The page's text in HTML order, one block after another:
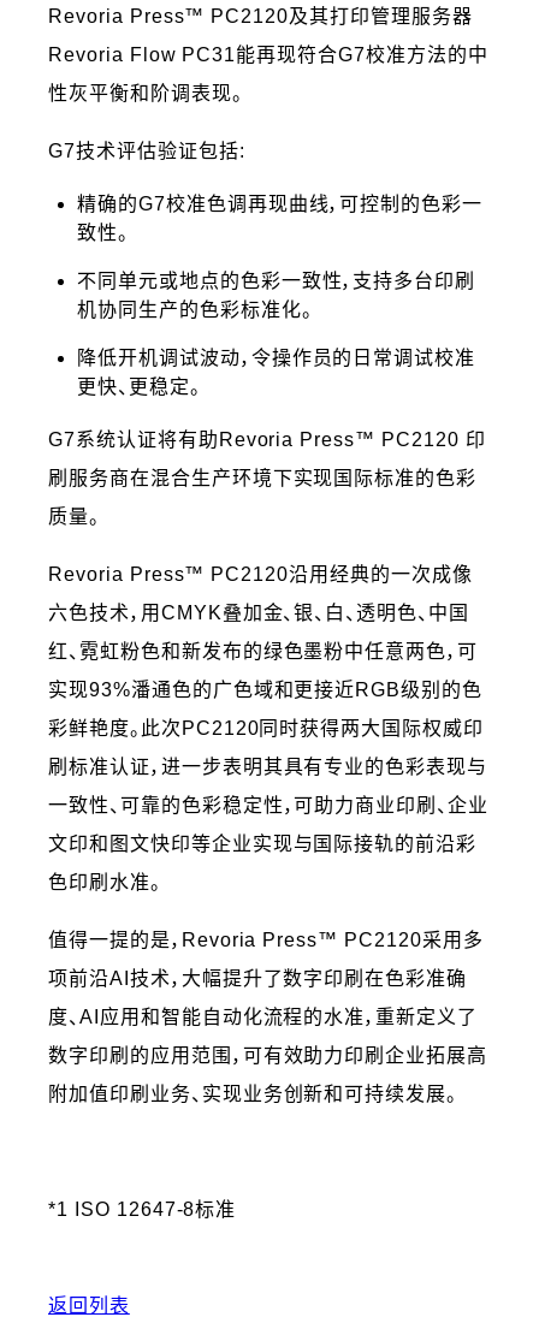
Revoria Press™ PC2120及其打印管理服务器
Revoria Flow PC31能再现符合G7校准方法的中
性灰平衡和阶调表现。
G7技术评估验证包括:
精确的G7校准色调再现曲线，可控制的色彩一
致性。
不同单元或地点的色彩一致性，支持多台印刷
机协同生产的色彩标准化。
降低开机调试波动，令操作员的日常调试校准
更快、更稳定。
G7系统认证将有助Revoria Press™ PC2120 印
刷服务商在混合生产环境下实现国际标准的色彩
质量。
Revoria Press™ PC2120沿用经典的一次成像
六色技术，用CMYK叠加金、银、白、透明色、中国
红、霓虹粉色和新发布的绿色墨粉中任意两色，可
实现93%潘通色的广色域和更接近RGB级别的色
彩鲜艳度。此次PC2120同时获得两大国际权威印
刷标准认证，进一步表明其具有专业的色彩表现与
一致性、可靠的色彩稳定性，可助力商业印刷、企业
文印和图文快印等企业实现与国际接轨的前沿彩
色印刷水准。
值得一提的是，Revoria Press™ PC2120采用多
项前沿AI技术，大幅提升了数字印刷在色彩准确
度、AI应用和智能自动化流程的水准，重新定义了
数字印刷的应用范围，可有效助力印刷企业拓展高
附加值印刷业务、实现业务创新和可持续发展。
*1 ISO 12647-8标准
返回列表